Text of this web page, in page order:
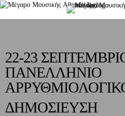
22-23
ΠΑΝΕΛΛΗΝΙΟ
ΔΗΜΟΣΙΕΥΣΗ